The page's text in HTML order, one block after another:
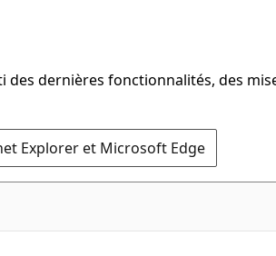
dernières fonctionnalités, des
Explorer et Microsoft Edge